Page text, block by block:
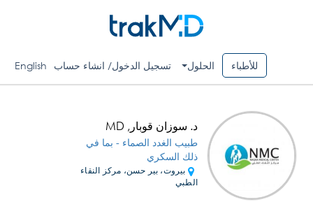
للأطباء الحلول تسجيل الدخول/ انشاء حساب English
د. سوزان قوبار, MD
طبيب الغدد الصماء - بما في
ذلك السكري
بيروت، بير حسن، مركز النقاء
الطبي